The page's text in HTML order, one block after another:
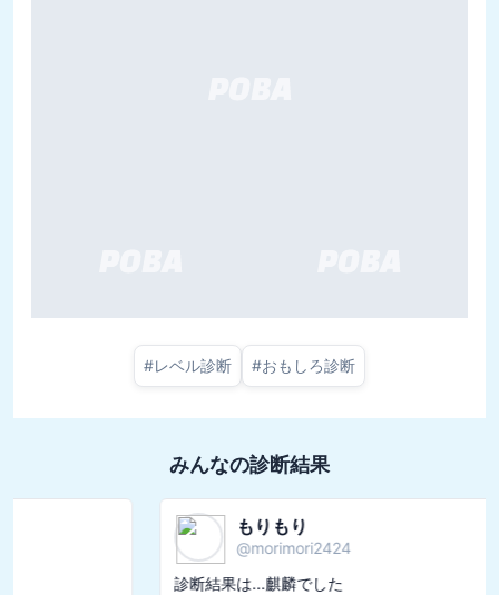
#レベル診断 #おもしろ診断
みんなの診断結果
morimori2424
診断結果は...麒麟でした